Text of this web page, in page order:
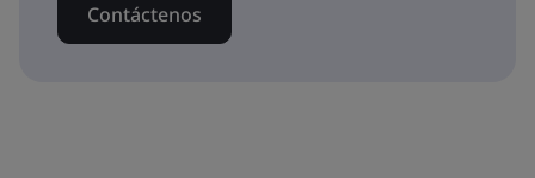
Contáctenos